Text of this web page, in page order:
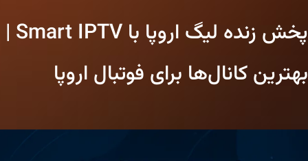
منچسترسیتی
رئال
از
پخش زنده لیگ اروپا با Smart IPTV |
بهترین کانال‌ها برای فوتبال اروپا